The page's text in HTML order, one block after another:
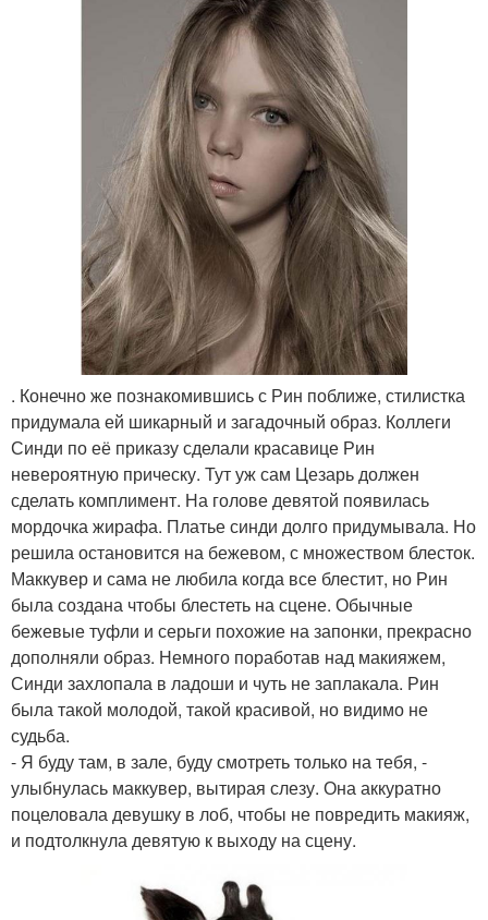
. Конечно же познакомившись с Рин поближе, стилистка
придумала ей шикарный и загадочный образ. Коллеги
Синди по её приказу сделали красавице Рин
невероятную прическу. Тут уж сам Цезарь должен
сделать комплимент. На голове девятой появилась
мордочка жирафа. Платье синди долго придумывала. Но
решила остановится на бежевом, с множеством блесток.
Маккувер и сама не любила когда все блестит, но Рин
была создана чтобы блестеть на сцене. Обычные
бежевые туфли и серьги похожие на запонки, прекрасно
дополняли образ. Немного поработав над макияжем,
Синди захлопала в ладоши и чуть не заплакала. Рин
была такой молодой, такой красивой, но видимо не
судьба.
- Я буду там, в зале, буду смотреть только на тебя, -
улыбнулась маккувер, вытирая слезу. Она аккуратно
поцеловала девушку в лоб, чтобы не повредить макияж,
и подтолкнула девятую к выходу на сцену.